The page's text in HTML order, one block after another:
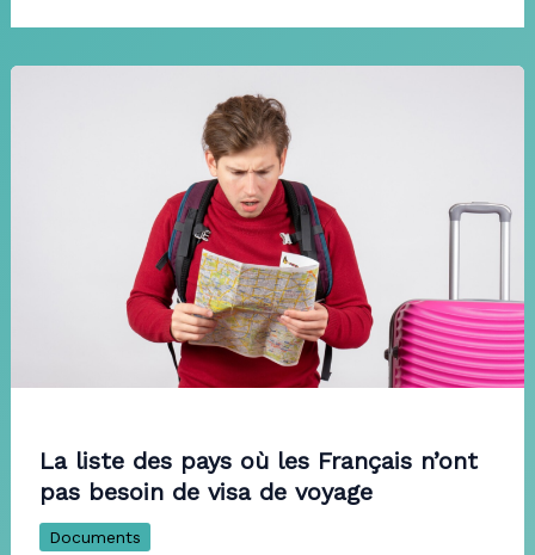
La liste des pays où les Français n’ont
pas besoin de visa de voyage
Documents